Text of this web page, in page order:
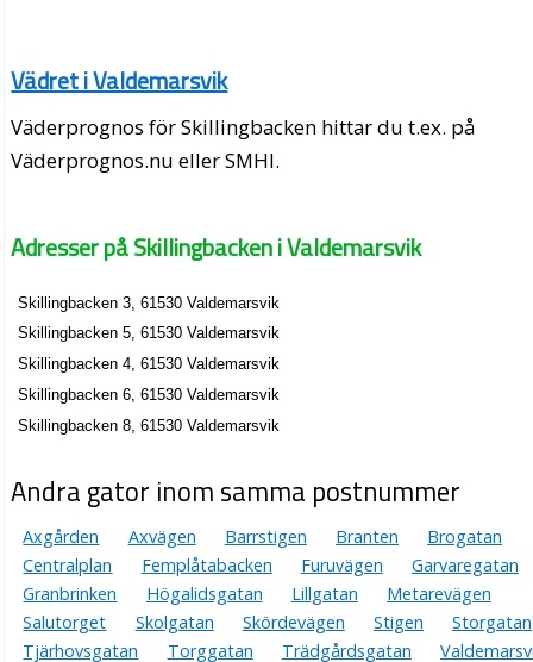
Vädret i Valdemarsvik
Väderprognos för Skillingbacken hittar du t.ex. på
Väderprognos.nu eller SMHI.
Adresser på Skillingbacken i Valdemarsvik
Skillingbacken 3, 61530 Valdemarsvik
Skillingbacken 5, 61530 Valdemarsvik
Skillingbacken 4, 61530 Valdemarsvik
Skillingbacken 6, 61530 Valdemarsvik
Skillingbacken 8, 61530 Valdemarsvik
Andra gator inom samma postnummer
Axgården Axvägen Barrstigen Branten
Brogatan
Centralplan
Femplåtabacken Furuvägen
Garvaregatan
Granbrinken
Högalidsgatan Lillgatan
Metarevägen
Salutorget
Skolgatan Skördevägen Stigen
Storgatan
Tjärhovsgatan
Torggatan Trädgårdsgatan